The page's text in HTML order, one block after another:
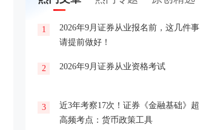
1
2026年9月证券从业报名前，这几件事
请提前做好！
2 2026年9月证券从业资格考试
3
近3年考察17次！证券《金融基础》超
高频考点：货币政策工具